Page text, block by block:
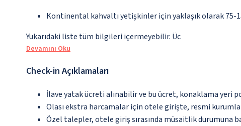
Kontinental kahvaltı yetişkinler için yaklaşık olarak 75-
Yukarıdaki liste tüm bilgileri içermeyebilir. Üc
Devamını Oku
Check-in Açıklamaları
İlave yatak ücreti alınabilir ve bu ücret, konaklama yeri
Olası ekstra harcamalar için otele girişte, resmi
Özel talepler, otele giriş sırasında müsaitlik durumuna